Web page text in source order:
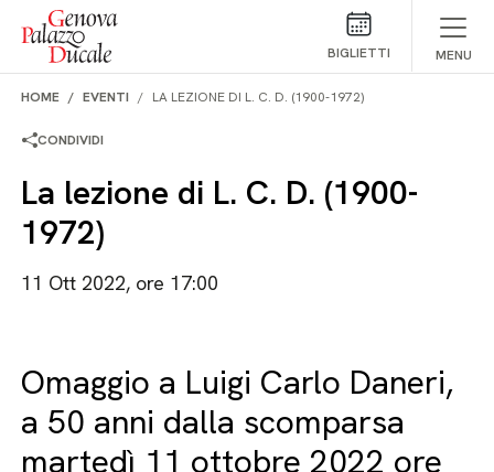
Salta al contenuto
BIGLIETTI MENU
HOME EVENTI LA LEZIONE DI L. C. D. (1900-1972)
CONDIVIDI
La lezione di L. C. D. (1900-
1972)
11 Ott 2022, ore 17:00
Omaggio a Luigi Carlo Daneri,
a 50 anni dalla scomparsa
martedì 11 ottobre 2022 ore